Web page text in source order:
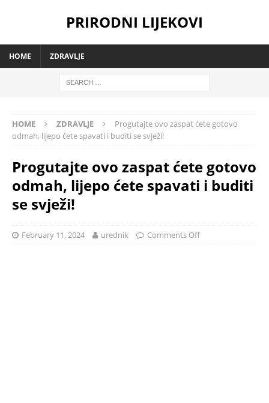
PRIRODNI LIJEKOVI
HOME ZDRAVLJE
HOME ZDRAVLJE
Progutajte ovo zaspat ćete gotovo
odmah, lijepo ćete spavati i buditi se svježi!
Progutajte ovo zaspat ćete gotovo
odmah, lijepo ćete spavati i buditi
se svježi!
February 11, 2024 urednik Comments Off